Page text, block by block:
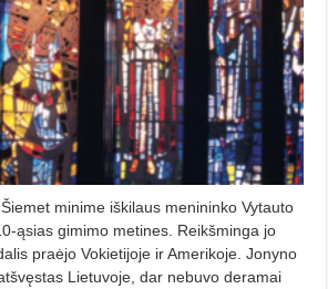
minime iškilaus menininko Vytauto
ąsias gimimo metines. Reikšminga jo
praėjo Vokietijoje ir Amerikoje. Jonyno
Lietuvoje, dar nebuvo deramai